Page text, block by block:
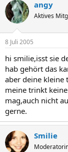
angy
Aktives
8 Juli 2005
hi smilie,isst sie
hab gehört das
aber deine kleine
meine trinkt
mag,auch nicht
gerne.
Smilie